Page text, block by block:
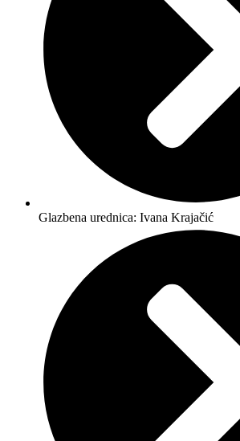
Glazbena urednica: Ivana Krajačić